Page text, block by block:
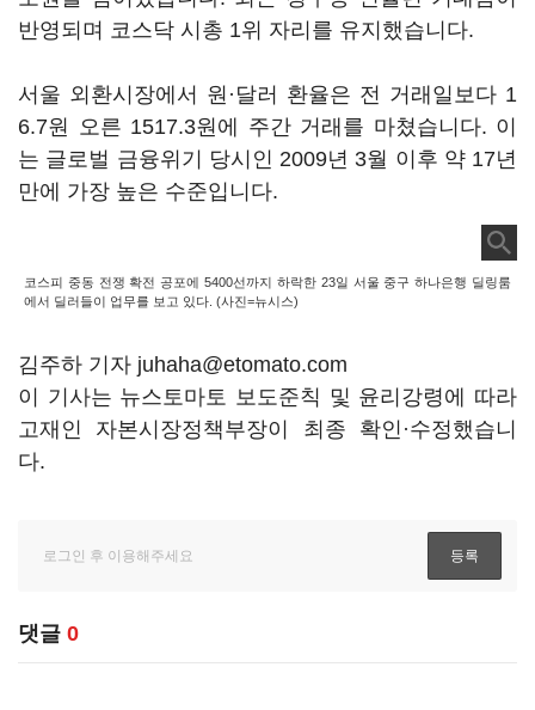
반영되며 코스닥 시총 1위 자리를 유지했습니다.
서울 외환시장에서 원·달러 환율은 전 거래일보다 1
6.7원 오른 1517.3원에 주간 거래를 마쳤습니다. 이
는 글로벌 금융위기 당시인 2009년 3월 이후 약 17년
만에 가장 높은 수준입니다.
코스피 중동 전쟁 확전 공포에 5400선까지 하락한 23일 서울 중구 하나은행 딜링룸
에서 딜러들이 업무를 보고 있다. (사진=뉴시스)
김주하 기자 juhaha@etomato.com
이 기사는 뉴스토마토 보도준칙 및 윤리강령에 따라
고재인 자본시장정책부장이 최종 확인·수정했습니
다.
댓글 0